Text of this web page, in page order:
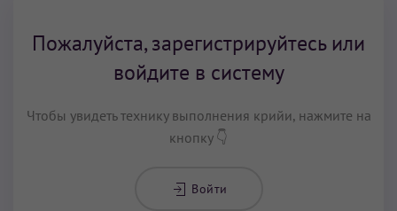
Пожалуйста, зарегистрируйтесь или
войдите в систему
Чтобы увидеть технику выполнения крийи, нажмите на
кнопку 👇
Войти